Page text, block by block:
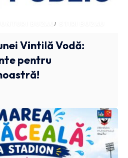
BUZAU
Vintilă Vodă:
pentru